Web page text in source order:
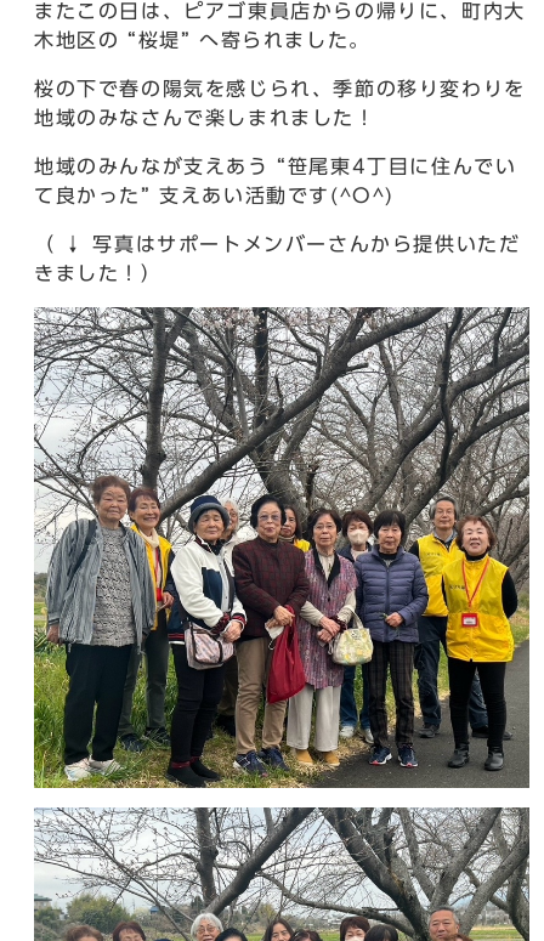
またこの日は、ピアゴ東員店からの帰りに、町内大
木地区の “桜堤” へ寄られました。
桜の下で春の陽気を感じられ、季節の移り変わりを
地域のみなさんで楽しまれました！
地域のみんなが支えあう “笹尾東4丁目に住んでい
て良かった” 支えあい活動です(^O^)
（ ↓ 写真はサポートメンバーさんから提供いただ
きました！）